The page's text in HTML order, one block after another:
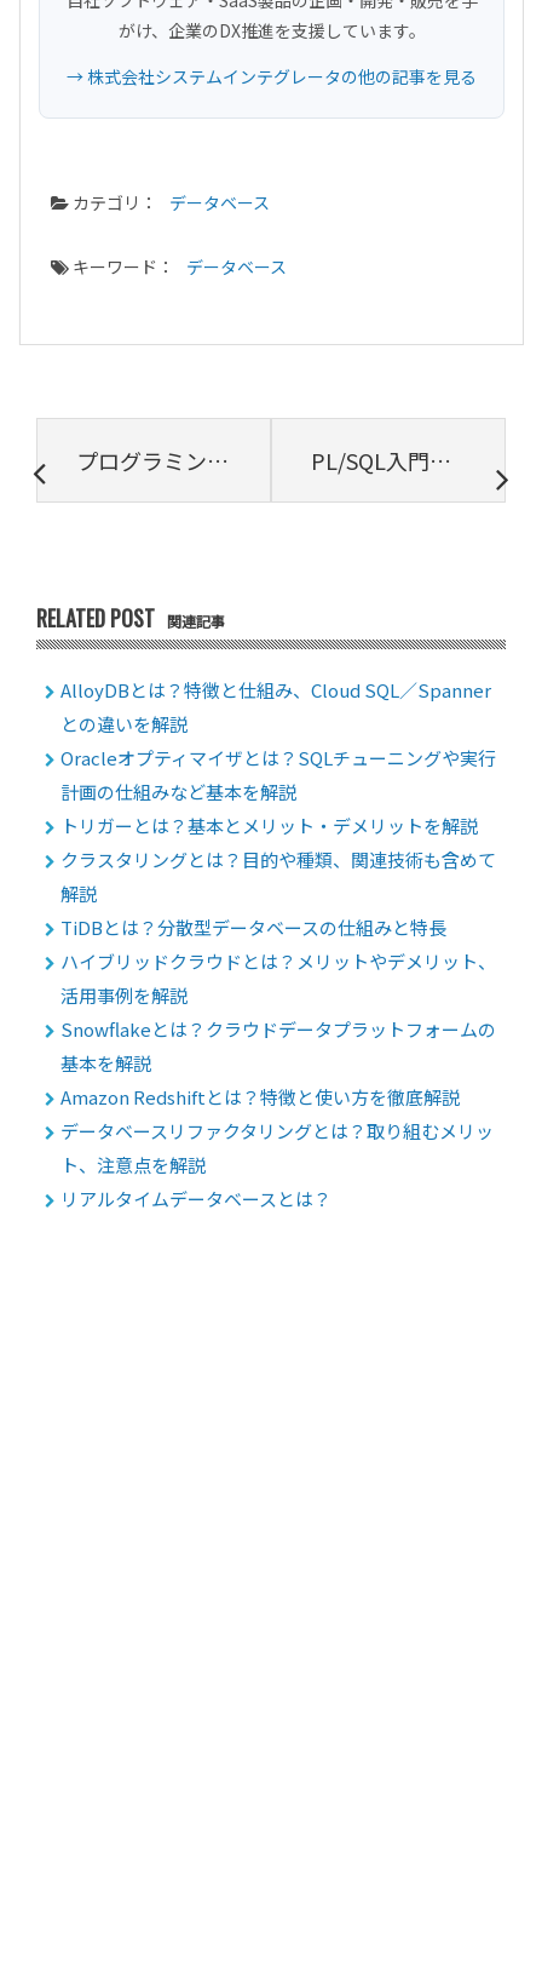
がけ、企業のDX推進を支援しています。
→ 株式会社システムインテグレータの他の記事を見る
カテゴリ： データベース
キーワード： データベース
プログラミング初心者におすすめの教科書5選 PL/SQL入門 ～概要から変数や処理の書き方を解説～
RELATED POST 関連記事
AlloyDBとは？特徴と仕組み、Cloud SQL／Spanner
との違いを解説
Oracleオプティマイザとは？SQLチューニングや実行
計画の仕組みなど基本を解説
トリガーとは？基本とメリット・デメリットを解説
クラスタリングとは？目的や種類、関連技術も含めて
解説
TiDBとは？分散型データベースの仕組みと特長
ハイブリッドクラウドとは？メリットやデメリット、
活用事例を解説
Snowflakeとは？クラウドデータプラットフォームの
基本を解説
Amazon Redshiftとは？特徴と使い方を徹底解説
データベースリファクタリングとは？取り組むメリッ
ト、注意点を解説
リアルタイムデータベースとは？